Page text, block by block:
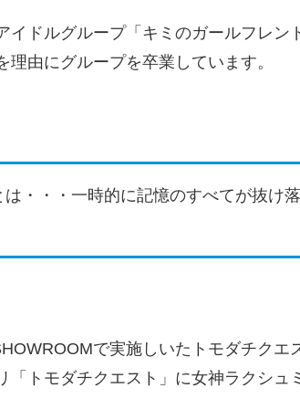
イドルグループ「キミのガールフレ
理由にグループを卒業しています。
は・・・一時的に記憶のすべてが抜け
で実施しいたトモダチク
「トモダチクエスト」に女神ラクシュ